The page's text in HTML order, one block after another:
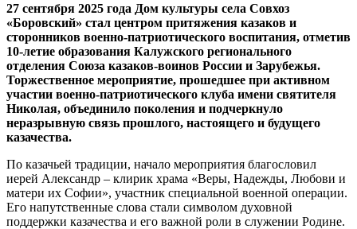
27 сентября 2025 года Дом культуры села Совхоз
«Боровский» стал центром притяжения казаков и
сторонников военно-патриотического воспитания, отметив
10-летие образования Калужского регионального
отделения Союза казаков-воинов России и Зарубежья.
Торжественное мероприятие, прошедшее при активном
участии военно-патриотического клуба имени святителя
Николая, объединило поколения и подчеркнуло
неразрывную связь прошлого, настоящего и будущего
казачества.
По казачьей традиции, начало мероприятия благословил
иерей Александр – клирик храма «Веры, Надежды, Любови и
матери их Софии», участник специальной военной операции.
Его напутственные слова стали символом духовной
поддержки казачества и его важной роли в служении Родине.